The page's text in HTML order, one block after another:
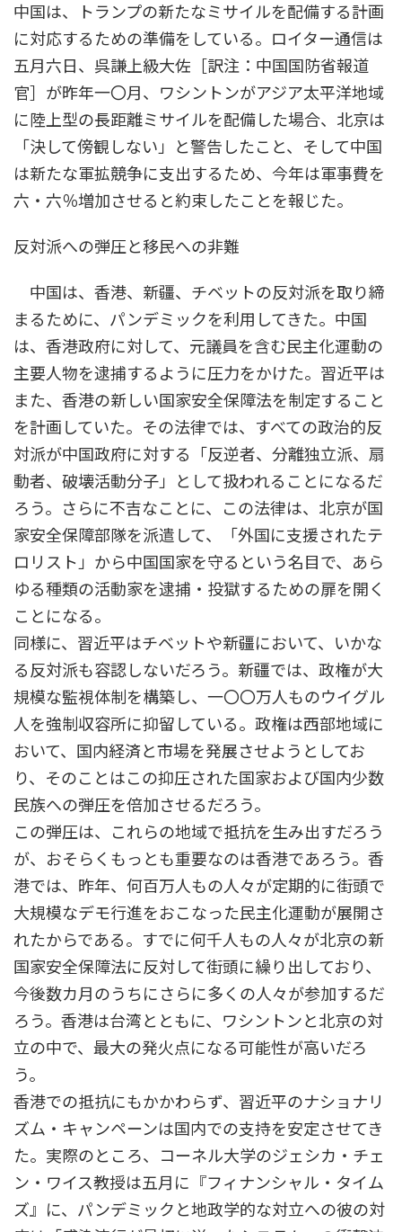
中国は、トランプの新たなミサイルを配備する計画
に対応するための準備をしている。ロイター通信は
五月六日、呉謙上級大佐［訳注：中国国防省報道
官］が昨年一〇月、ワシントンがアジア太平洋地域
に陸上型の長距離ミサイルを配備した場合、北京は
「決して傍観しない」と警告したこと、そして中国
は新たな軍拡競争に支出するため、今年は軍事費を
六・六％増加させると約束したことを報じた。
反対派への弾圧と移民への非難
中国は、香港、新疆、チベットの反対派を取り締
まるために、パンデミックを利用してきた。中国
は、香港政府に対して、元議員を含む民主化運動の
主要人物を逮捕するように圧力をかけた。習近平は
また、香港の新しい国家安全保障法を制定すること
を計画していた。その法律では、すべての政治的反
対派が中国政府に対する「反逆者、分離独立派、扇
動者、破壊活動分子」として扱われることになるだ
ろう。さらに不吉なことに、この法律は、北京が国
家安全保障部隊を派遣して、「外国に支援されたテ
ロリスト」から中国国家を守るという名目で、あら
ゆる種類の活動家を逮捕・投獄するための扉を開く
ことになる。
同様に、習近平はチベットや新疆において、いかな
る反対派も容認しないだろう。新疆では、政権が大
規模な監視体制を構築し、一〇〇万人ものウイグル
人を強制収容所に抑留している。政権は西部地域に
おいて、国内経済と市場を発展させようとしてお
り、そのことはこの抑圧された国家および国内少数
民族への弾圧を倍加させるだろう。
この弾圧は、これらの地域で抵抗を生み出すだろう
が、おそらくもっとも重要なのは香港であろう。香
港では、昨年、何百万人もの人々が定期的に街頭で
大規模なデモ行進をおこなった民主化運動が展開さ
れたからである。すでに何千人もの人々が北京の新
国家安全保障法に反対して街頭に繰り出しており、
今後数カ月のうちにさらに多くの人々が参加するだ
ろう。香港は台湾とともに、ワシントンと北京の対
立の中で、最大の発火点になる可能性が高いだろ
う。
香港での抵抗にもかかわらず、習近平のナショナリ
ズム・キャンペーンは国内での支持を安定させてき
た。実際のところ、コーネル大学のジェシカ・チェ
ン・ワイス教授は五月に『フィナンシャル・タイム
ズ』に、パンデミックと地政学的な対立への彼の対